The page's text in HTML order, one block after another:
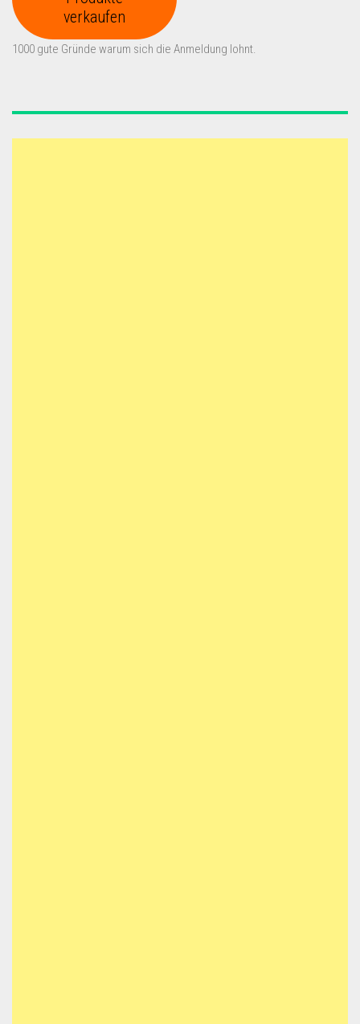
verkaufen
1000 gute Gründe warum sich die Anmeldung lohnt.